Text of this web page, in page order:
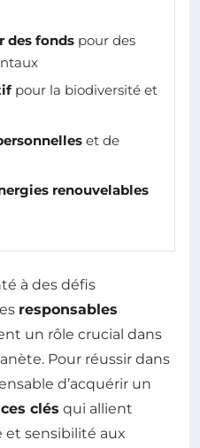
des fonds pour des
pour la biodiversité et
et de
renouvelables
à des défis
responsables
un rôle crucial dans
Pour réussir dans
d’acquérir un
clés qui allient
et sensibilité aux